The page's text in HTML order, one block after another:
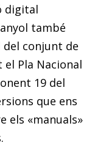
digital
també
conjunt de
Pla Nacional
19 del
que ens
els «manuals»